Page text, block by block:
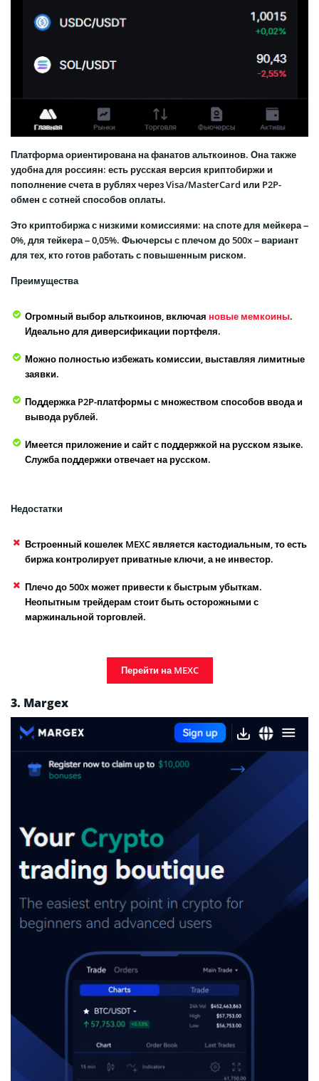
Платформа ориентирована на фанатов альткоинов. Она также
удобна для россиян: есть русская версия криптобиржи и
пополнение счета в рублях через Visa/MasterCard или P2P-
обмен с сотней способов оплаты.
Это криптобиржа с низкими комиссиями: на споте для мейкера –
0%, для тейкера – 0,05%. Фьючерсы с плечом до 500x – вариант
для тех, кто готов работать с повышенным риском.
Преимущества
Огромный выбор альткоинов, включая новые мемкоины.
Идеально для диверсификации портфеля.
Можно полностью избежать комиссии, выставляя лимитные
заявки.
Поддержка P2P-платформы с множеством способов ввода и
вывода рублей.
Имеется приложение и сайт с поддержкой на русском языке.
Служба поддержки отвечает на русском.
Недостатки
Встроенный кошелек MEXC является кастодиальным, то есть
биржа контролирует приватные ключи, а не инвестор.
Плечо до 500x может привести к быстрым убыткам.
Неопытным трейдерам стоит быть осторожными с
маржинальной торговлей.
Перейти на MEXC
3. Margex